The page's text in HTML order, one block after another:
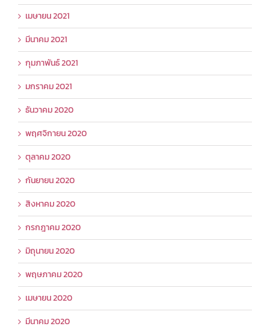
เมษายน 2021
มีนาคม 2021
กุมภาพันธ์ 2021
มกราคม 2021
ธันวาคม 2020
พฤศจิกายน 2020
ตุลาคม 2020
กันยายน 2020
สิงหาคม 2020
กรกฎาคม 2020
มิถุนายน 2020
พฤษภาคม 2020
เมษายน 2020
มีนาคม 2020